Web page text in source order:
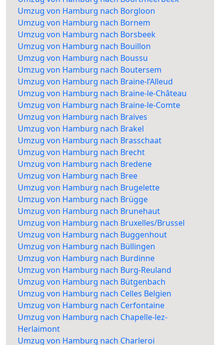
Umzug von Hamburg nach Borgloon
Umzug von Hamburg nach Bornem
Umzug von Hamburg nach Borsbeek
Umzug von Hamburg nach Bouillon
Umzug von Hamburg nach Boussu
Umzug von Hamburg nach Boutersem
Umzug von Hamburg nach Braine-l’Alleud
Umzug von Hamburg nach Braine-le-Château
Umzug von Hamburg nach Braine-le-Comte
Umzug von Hamburg nach Braives
Umzug von Hamburg nach Brakel
Umzug von Hamburg nach Brasschaat
Umzug von Hamburg nach Brecht
Umzug von Hamburg nach Bredene
Umzug von Hamburg nach Bree
Umzug von Hamburg nach Brugelette
Umzug von Hamburg nach Brügge
Umzug von Hamburg nach Brunehaut
Umzug von Hamburg nach Bruxelles/Brussel
Umzug von Hamburg nach Buggenhout
Umzug von Hamburg nach Büllingen
Umzug von Hamburg nach Burdinne
Umzug von Hamburg nach Burg-Reuland
Umzug von Hamburg nach Bütgenbach
Umzug von Hamburg nach Celles Belgien
Umzug von Hamburg nach Cerfontaine
Umzug von Hamburg nach Chapelle-lez-
Herlaimont
Umzug von Hamburg nach Charleroi